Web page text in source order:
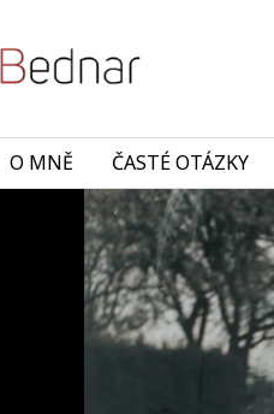
O MNĚ ČASTÉ OTÁZKY